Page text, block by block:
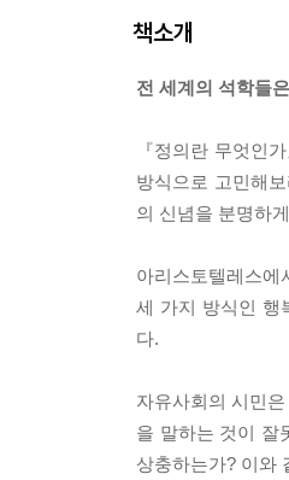
책소개
전 세계의 석학들
『정의란 무엇인
방식으로 고민해
의 신념을 분명하
아리스토텔레스에
세 가지 방식인 행
다.
자유사회의 시민
을 말하는 것이 잘
상충하는가? 이와